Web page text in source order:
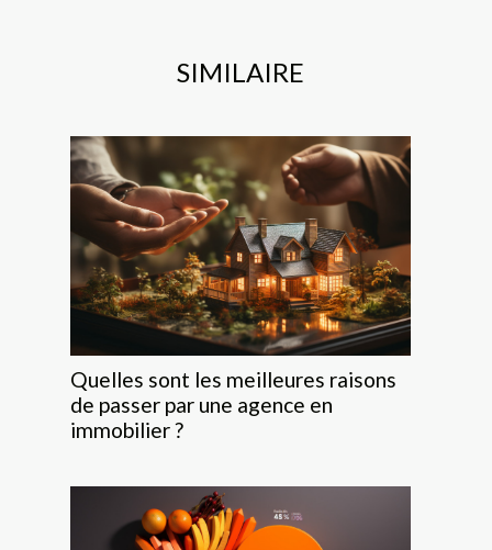
SIMILAIRE
Quelles sont les meilleures raisons
de passer par une agence en
immobilier ?